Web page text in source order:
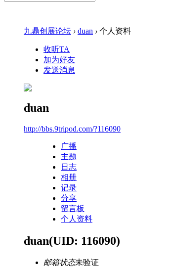
九鼎创展论坛 › duan › 个人资料
收听TA
加为好友
发送消息
duan
http://bbs.9tripod.com/?116090
广播
主题
日志
相册
记录
分享
留言板
个人资料
duan(UID: 116090)
邮箱状态未验证